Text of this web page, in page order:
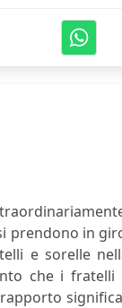
prendono in
e sorelle
che i fratelli